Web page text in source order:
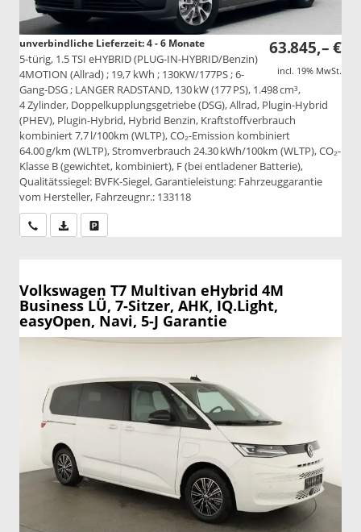
63.845,– €
incl. 19% MwSt.
unverbindliche Lieferzeit: 4 - 6 Monate
5-türig, 1.5 TSI eHYBRID (PLUG-IN-HYBRID/Benzin)
4MOTION (Allrad) ; 19,7 kWh ; 130KW/177PS ; 6-
Gang-DSG ; LANGER RADSTAND, 130 kW (177 PS), 1.498 cm³,
4 Zylinder, Doppelkupplungsgetriebe (DSG), Allrad, Plugin-Hybrid
(PHEV), Plugin-Hybrid, Hybrid Benzin, Kraftstoffverbrauch
kombiniert 7,7 l/100km (WLTP), CO₂-Emission kombiniert
64.00 g/km (WLTP), Stromverbrauch 24.30 kWh/100km (WLTP), CO₂-
Klasse B (gewichtet, kombiniert), F (bei entladener Batterie),
Qualitätssiegel: BVFK-Siegel, Garantieleistung: Fahrzeuggarantie
vom Hersteller, Fahrzeugnr.: 133118
Wir rufen Sie anPDF-Datei, Fahrzeugexposé drucken
Volkswagen T7 Multivan eHybrid 4M
Business LÜ, 7-Sitzer, AHK, IQ.Light,
easyOpen, Navi, 5-J Garantie